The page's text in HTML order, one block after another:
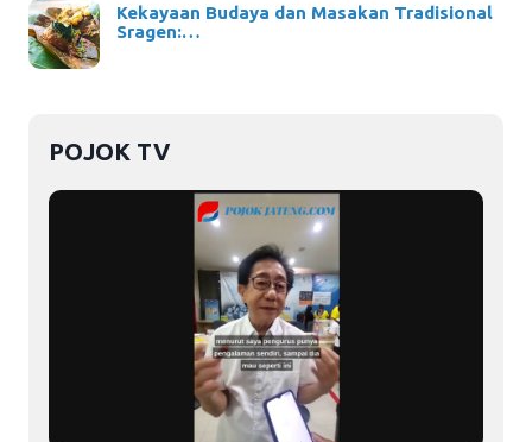
Kekayaan Budaya dan Masakan Tradisional
Sragen:…
POJOK TV